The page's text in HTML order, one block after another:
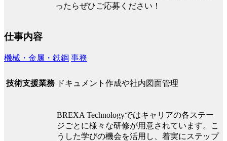
ったらぜひご応募ください！
仕事内容
機械・金属・鉄鋼 事務
技術支援業務 ドキュメント作成や社内図面管理
BREXA Technologyではキャリアの各ステー
ジごとに様々な研修が用意されています。こ
うした学びの機会を活用し、着実にステップ